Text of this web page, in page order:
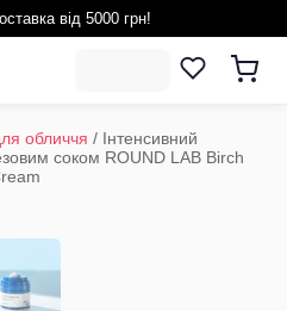
від 5000 грн!
обличчя / Інтенсивний
соком ROUND LAB Birch